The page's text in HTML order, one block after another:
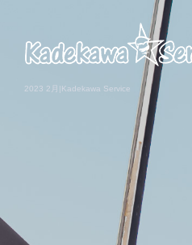
2023 2月|Kadekawa Service